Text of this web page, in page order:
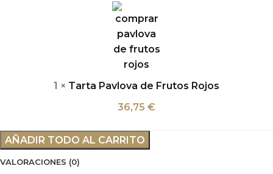
de
Frutos
Rojos
1 × Tarta Pavlova de Frutos Rojos
36,75 €
AÑADIR TODO AL CARRITO
VALORACIONES (0)